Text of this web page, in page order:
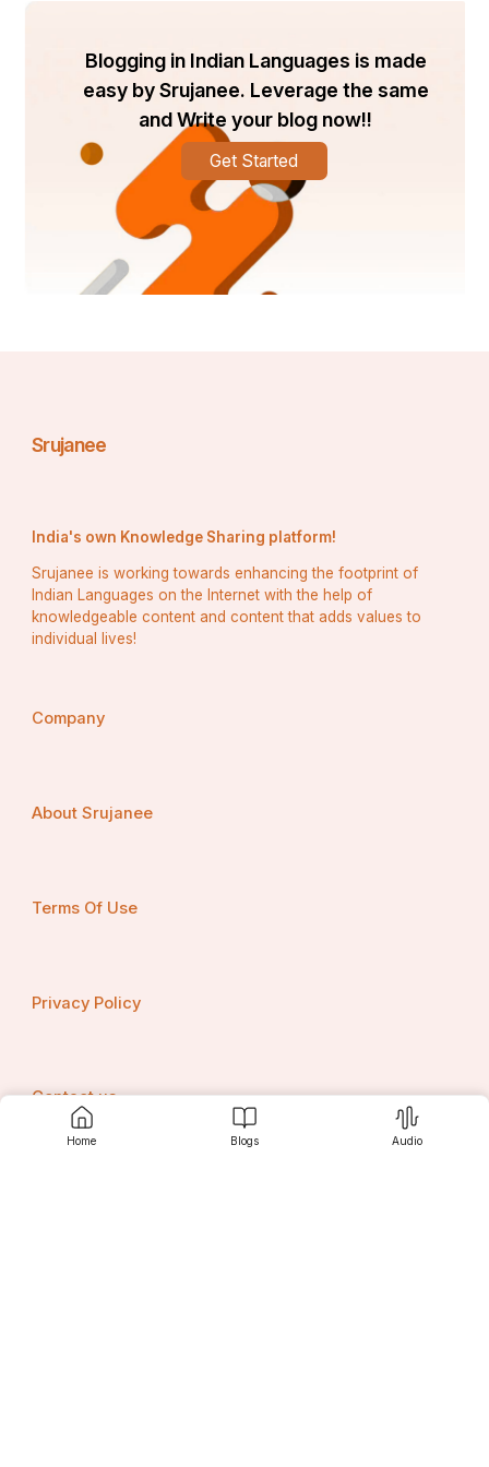
Home Blogs Audio
Blogging in Indian Languages is made
easy by Srujanee. Leverage the same
and Write your blog now!!
Get Started
Srujanee
India's own Knowledge Sharing platform!
Srujanee is working towards enhancing the footprint of
Indian Languages on the Internet with the help of
knowledgeable content and content that adds values to
individual lives!
Company
About Srujanee
Terms Of Use
Privacy Policy
Contact us